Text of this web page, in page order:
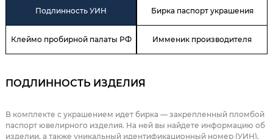
Подлинность УИН Бирка паспорт украшения
Клеймо пробирной палаты РФ Имменик производителя
ПОДЛИННОСТЬ ИЗДЕЛИЯ
В комплекте с украшением идет бирка — закрепленный пломбой
паспорт ювелирного изделия. На ней вы найдете информацию об
изделии, а также уникальный идентификационный номер (УИН).